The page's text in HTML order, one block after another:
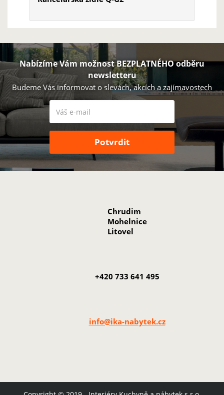
Nabízíme Vám možnost BEZPLATNÉHO odběru
newsletteru
Budeme Vás informovat o slevách, akcích a zajímavostech
Chrudim
Mohelnice
Litovel
+420 733 641 495
info@ika-nabytek.cz